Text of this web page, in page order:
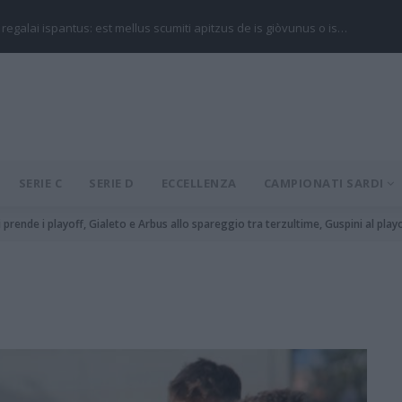
regalai ispantus: est mellus scumiti apitzus de is giòvunus o is…
SERIE C SERIE D ECCELLENZA CAMPIONATI SARDI
i playoff, Gialeto e Arbus allo spareggio tra terzultime, Guspini al